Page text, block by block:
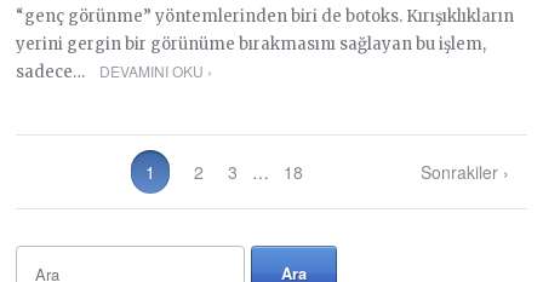
“genç görünme” yöntemlerinden biri de botoks. Kırışıklıkların
yerini gergin bir görünüme bırakmasını sağlayan bu işlem,
sadece…
DEVAMINI OKU ›
1 2 3 … 18 Sonrakiler ›